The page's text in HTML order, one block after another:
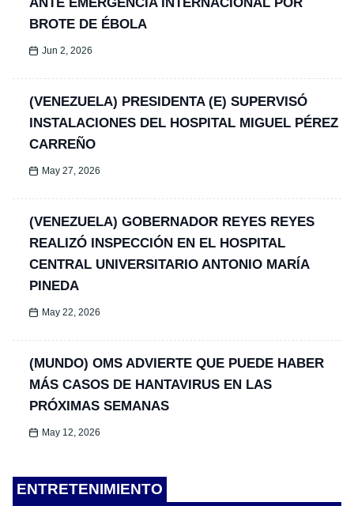
ANTE EMERGENCIA INTERNACIONAL POR
BROTE DE ÉBOLA
Jun 2, 2026
(VENEZUELA) PRESIDENTA (E) SUPERVISÓ
INSTALACIONES DEL HOSPITAL MIGUEL PÉREZ
CARREÑO
May 27, 2026
(VENEZUELA) GOBERNADOR REYES REYES
REALIZÓ INSPECCIÓN EN EL HOSPITAL
CENTRAL UNIVERSITARIO ANTONIO MARÍA
PINEDA
May 22, 2026
(MUNDO) OMS ADVIERTE QUE PUEDE HABER
MÁS CASOS DE HANTAVIRUS EN LAS
PRÓXIMAS SEMANAS
May 12, 2026
ENTRETENIMIENTO